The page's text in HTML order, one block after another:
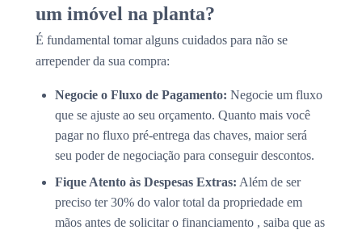
um imóvel na planta?
É fundamental tomar alguns cuidados para não se
arrepender da sua compra:
Negocie o Fluxo de Pagamento: Negocie um fluxo
que se ajuste ao seu orçamento. Quanto mais você
pagar no fluxo pré-entrega das chaves, maior será
seu poder de negociação para conseguir descontos.
Fique Atento às Despesas Extras: Além de ser
preciso ter 30% do valor total da propriedade em
mãos antes de solicitar o financiamento , saiba que as